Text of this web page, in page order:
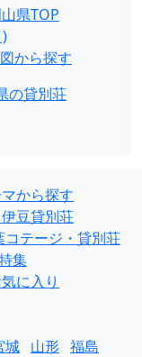
県TOP
から探す
の貸別荘
から探す
豆貸別荘
コテージ・貸別荘
集
に入り
城 山形 福島